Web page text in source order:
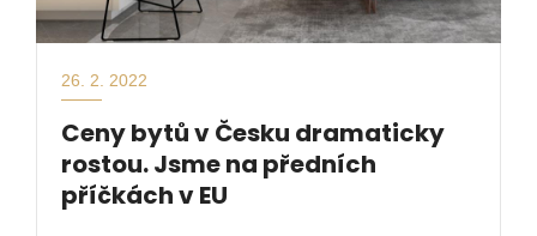
26. 2. 2022
Ceny bytů v Česku dramaticky
rostou. Jsme na předních
příčkách v EU